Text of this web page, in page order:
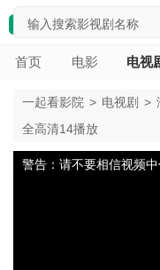
首页 电影 电视
一起看影院 > 电视剧 >
全高清14播放
警告：请不要相信视频中